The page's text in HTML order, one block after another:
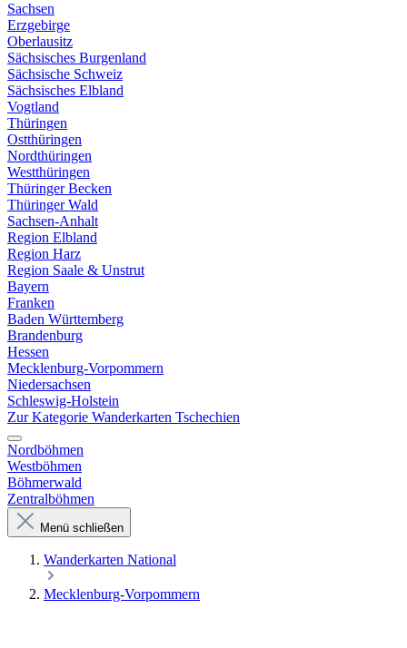
Sachsen
Erzgebirge
Oberlausitz
Sächsisches Burgenland
Sächsische Schweiz
Sächsisches Elbland
Vogtland
Thüringen
Ostthüringen
Nordthüringen
Westthüringen
Thüringer Becken
Thüringer Wald
Sachsen-Anhalt
Region Elbland
Region Harz
Region Saale & Unstrut
Bayern
Franken
Baden Württemberg
Brandenburg
Hessen
Mecklenburg-Vorpommern
Niedersachsen
Schleswig-Holstein
Zur Kategorie Wanderkarten Tschechien
Nordböhmen
Westböhmen
Böhmerwald
Zentralböhmen
Menü schließen
Wanderkarten National
Mecklenburg-Vorpommern